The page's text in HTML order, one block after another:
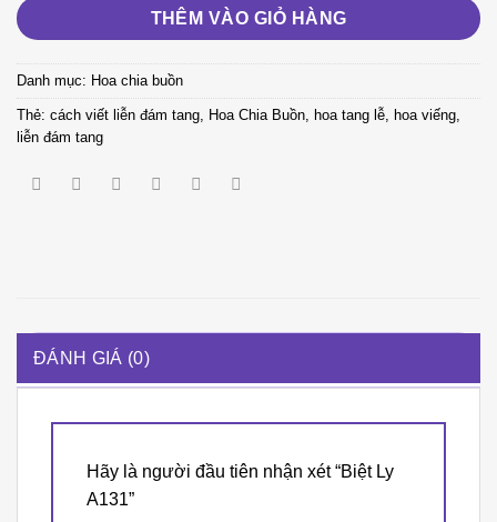
THÊM VÀO GIỎ HÀNG
Danh mục: Hoa chia buồn
Thẻ: cách viết liễn đám tang Hoa Chia Buồn hoa tang lễ hoa viếng
liễn đám tang
ĐÁNH GIÁ (0)
Hãy là người đầu tiên nhận xét “Biệt Ly
A131”